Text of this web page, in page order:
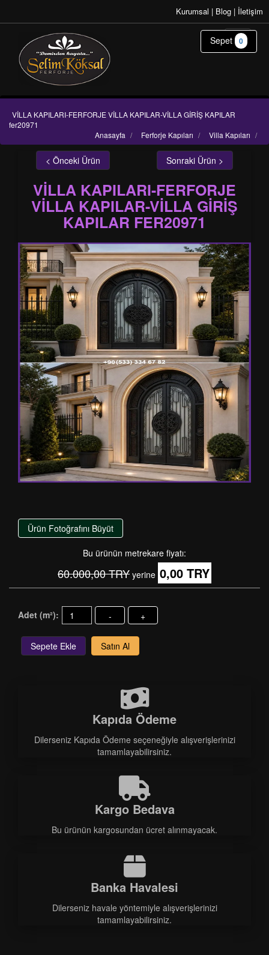
Kurumsal | Blog | İletişim
VİLLA KAPILARI-FERFORJE VİLLA KAPILAR-VİLLA GİRİŞ KAPILAR
fer20971
Villa Kapıları /
Ferforje Kapıları /
Anasayfa /
< Önceki Ürün Sonraki Ürün >
VİLLA KAPILARI-FERFORJE
VİLLA KAPILAR-VİLLA GİRİŞ
KAPILAR FER20971
Ürün Fotoğrafını Büyüt
Bu ürünün metrekare fiyatı:
60.000,00 TRY yerine 0,00 TRY
Adet (m²): - +
Sepete Ekle Satın Al
Kapıda Ödeme
Dilerseniz Kapıda Ödeme seçeneğiyle alışverişlerinizi
tamamlayabilirsiniz.
Kargo Bedava
Bu ürünün kargosundan ücret alınmayacak.
Banka Havalesi
Dilerseniz havale yöntemiyle alışverişlerinizi
tamamlayabilirsiniz.
Sepet 0